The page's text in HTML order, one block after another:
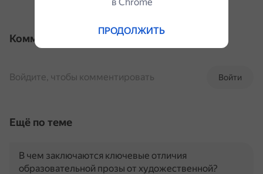
Комментарии
Войти
Войдите, чтобы комментировать
Ещё по теме
В чем заключаются ключевые отличия
образовательной прозы от художественной?
ПРОДОЛЖИТЬ